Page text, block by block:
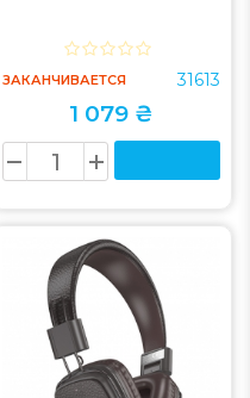
ЗАКАНЧИВАЕТСЯ 31613
1 079 ₴